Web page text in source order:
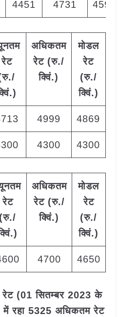
4451 4731 4591
रेट
अधिकतम
रेट (रु./
क्विं.)
मोडल
रेट
(रु./
क्विं.)
4999 4869
4300 4300
रेट
(रु./
अधिकतम
रेट (रु./
क्विं.)
मोडल
रेट
(रु./
क्विं.)
4700 4650
रेट (01 सितम्बर 2023 के
में रहा 5325 अधिकतम रेट